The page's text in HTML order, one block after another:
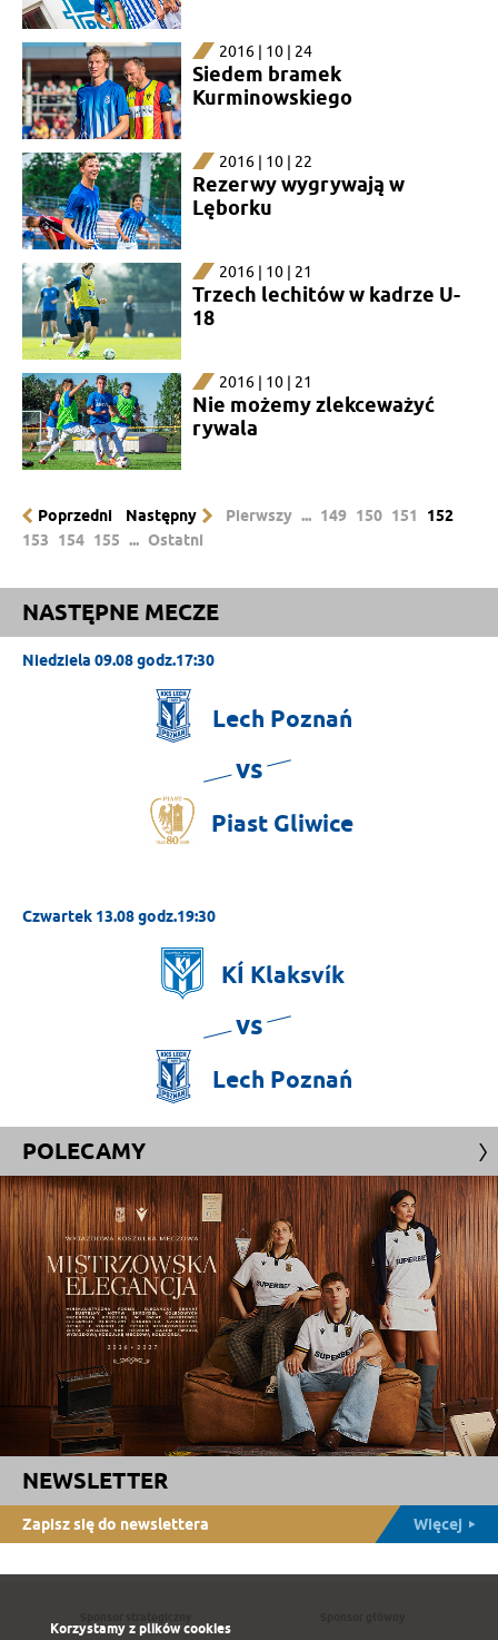
2016 | 10 | 24
Siedem bramek
Kurminowskiego
2016 | 10 | 22
Rezerwy wygrywają w
Lęborku
2016 | 10 | 21
Trzech lechitów w kadrze U-
18
2016 | 10 | 21
Nie możemy zlekceważyć
rywala
Poprzedni Następny Pierwszy ... 149 150 151
152
153
154 155 ... Ostatni
NASTĘPNE MECZE
Niedziela 09.08 godz.17:30
Lech Poznań
vs
Piast Gliwice
Czwartek 13.08 godz.19:30
KÍ Klaksvík
vs
Lech Poznań
POLECAMY
NEWSLETTER
Zapisz się do newslettera Więcej
Korzystamy z plików cookies